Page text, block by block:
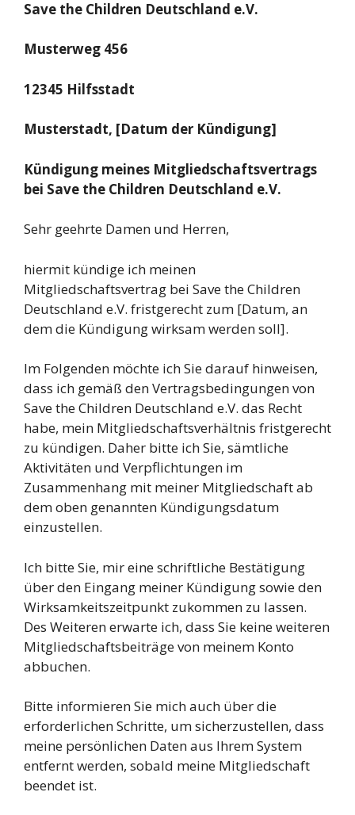
Save the Children Deutschland e.V.
Musterweg 456
12345 Hilfsstadt
Musterstadt, [Datum der Kündigung]
Kündigung meines Mitgliedschaftsvertrags
bei Save the Children Deutschland e.V.
Sehr geehrte Damen und Herren,
hiermit kündige ich meinen
Mitgliedschaftsvertrag bei Save the Children
Deutschland e.V. fristgerecht zum [Datum, an
dem die Kündigung wirksam werden soll].
Im Folgenden möchte ich Sie darauf hinweisen,
dass ich gemäß den Vertragsbedingungen von
Save the Children Deutschland e.V. das Recht
habe, mein Mitgliedschaftsverhältnis fristgerecht
zu kündigen. Daher bitte ich Sie, sämtliche
Aktivitäten und Verpflichtungen im
Zusammenhang mit meiner Mitgliedschaft ab
dem oben genannten Kündigungsdatum
einzustellen.
Ich bitte Sie, mir eine schriftliche Bestätigung
über den Eingang meiner Kündigung sowie den
Wirksamkeitszeitpunkt zukommen zu lassen.
Des Weiteren erwarte ich, dass Sie keine weiteren
Mitgliedschaftsbeiträge von meinem Konto
abbuchen.
Bitte informieren Sie mich auch über die
erforderlichen Schritte, um sicherzustellen, dass
meine persönlichen Daten aus Ihrem System
entfernt werden, sobald meine Mitgliedschaft
beendet ist.